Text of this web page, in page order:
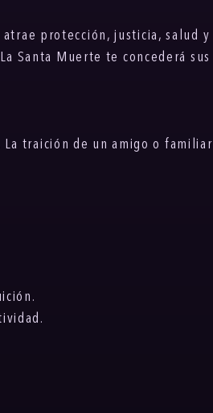
protección, justicia, salud y
Santa Muerte te concederá sus
La traición de un amigo o familiar